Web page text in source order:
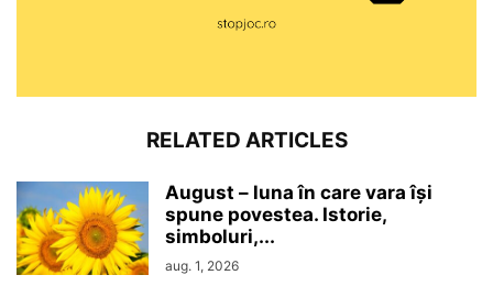
RELATED ARTICLES
August – luna în care vara își
spune povestea. Istorie,
simboluri,...
aug. 1, 2026